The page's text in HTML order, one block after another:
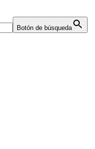
Botón de búsqueda